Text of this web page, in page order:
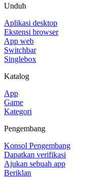
Unduh
Aplikasi desktop
Ekstensi browser
App web
Switchbar
Singlebox
Katalog
App
Game
Kategori
Pengembang
Konsol Pengembang
Dapatkan verifikasi
Ajukan sebuah app
Beriklan